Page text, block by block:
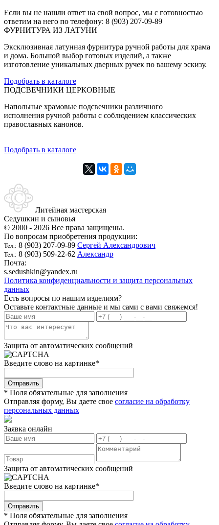
Если вы не нашли ответ на свой вопрос, мы с готовностью
ответим на него по телефону: 8 (903) 207-09-89
ФУРНИТУРА ИЗ ЛАТУНИ
Эксклюзивная латунная фурнитура ручной работы для храма
и дома. Большой выбор готовых изделий, а также
изготовление уникальных дверных ручек по вашему эскизу.
Подобрать в каталоге
ПОДСВЕЧНИКИ ЦЕРКОВНЫЕ
Напольные храмовые подсвечники различного
исполнения ручной работы с соблюдением классических
православных канонов.
Подобрать в каталоге
Литейная мастерская
Седушкин и сыновья
© 2000 - 2026 Все права защищены.
По вопросам приобретения продукции:
Тел.: 8 (903) 207-09-89 Сергей Александрович
Тел.: 8 (903) 509-22-62 Александр
Почта:
s.sedushkin@yandex.ru
Политика конфиденциальности и защита персональных
данных
Есть вопросы по нашим изделиям?
Оставьте контактные данные и мы сами с вами свяжемся!
Защита от автоматических сообщений
Введите слово на картинке*
* Поля обязательные для заполнения
Отправляя форму, Вы даете свое согласие на обработку
персональных данных
Заявка онлайн
Защита от автоматических сообщений
Введите слово на картинке*
* Поля обязательные для заполнения